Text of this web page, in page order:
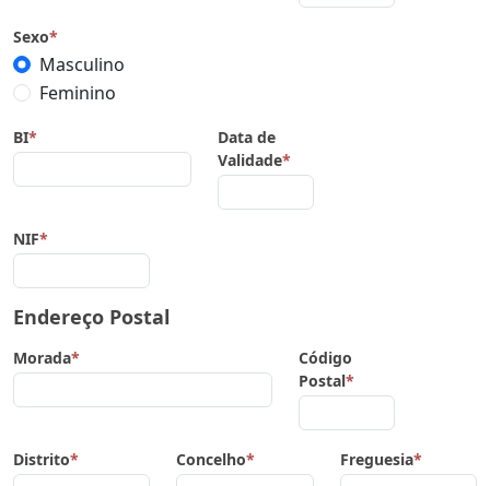
Sexo*
Masculino
Feminino
BI*
Data de
Validade*
NIF*
Endereço Postal
Morada*
Código
Postal*
Distrito* Concelho* Freguesia*